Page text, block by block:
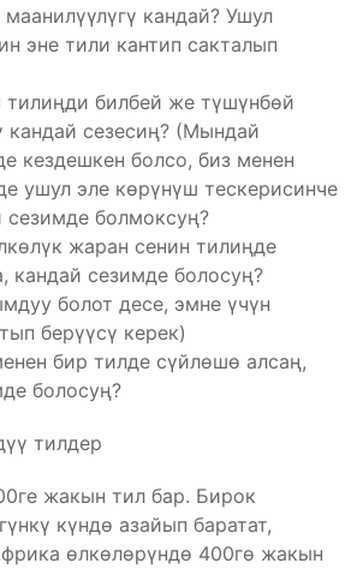
кандай? Ушул
эне тили кантип сакталып
тилиңди билбей же түшүнбөй
кандай сезесиң? (Мындай
кездешкен болсо, биз менен
ушул эле көрүнүш тескерисинче
сезимде болмоксуң?
жаран сенин тилиңде
кандай сезимде болосуң?
болот десе, эмне үчүн
берүүсү керек)
бир тилде сүйлөшө алсаң,
болосуң?
тилдер
жакын тил бар. Бирок
күндө азайып баратат,
өлкөлөрүндө 400гө жакын